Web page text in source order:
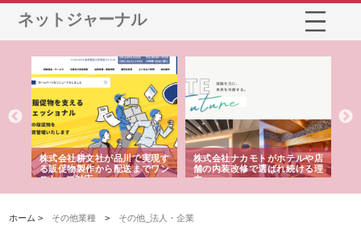
ネットジャーナル
株式会社耕文社が品川で実現す
る販促物製作から配送までワン
ストップ対応
株式会社ナカモトがホテルや店
舗の内装改修で選ばれ続ける理
由
ホーム > その他業種 > その他_法人・企業